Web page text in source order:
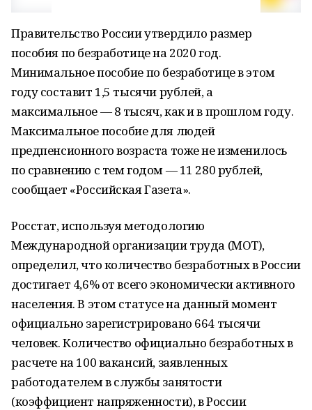
Правительство России утвердило размер
пособия по безработице на 2020 год.
Минимальное пособие по безработице в этом
году составит 1,5 тысячи рублей, а
максимальное — 8 тысяч, как и в прошлом году.
Максимальное пособие для людей
предпенсионного возраста тоже не изменилось
по сравнению с тем годом — 11 280 рублей,
сообщает «Российская Газета».
Росстат, используя методологию
Международной организации труда (МОТ),
определил, что количество безработных в России
достигает 4,6% от всего экономически активного
населения. В этом статусе на данный момент
официально зарегистрировано 664 тысячи
человек. Количество официально безработных в
расчете на 100 вакансий, заявленных
работодателем в службы занятости
(коэффициент напряженности), в России